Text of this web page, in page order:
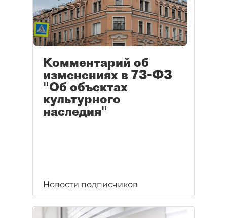
Комментарий об
изменениях в 73-ФЗ
"Об объектах
культурного
наследия"
Новости подписчиков